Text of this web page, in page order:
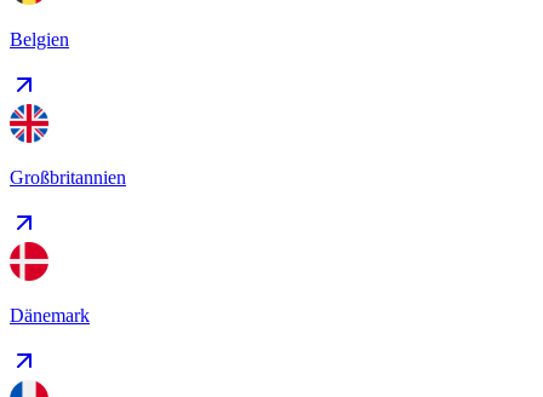
Belgien
Großbritannien
Dänemark